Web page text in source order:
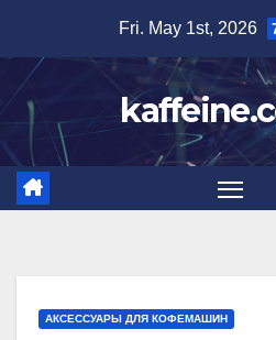
content
Fri. May 1st, 2026
АКСЕССУАРЫ ДЛЯ КОФЕМАШИН